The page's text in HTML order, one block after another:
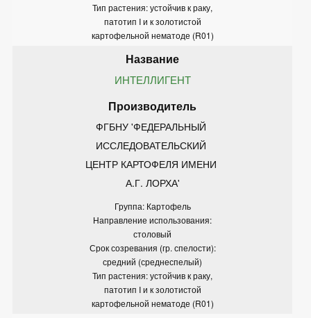
Тип растения: устойчив к раку,
патотип I и к золотистой
картофельной нематоде (R01)
ИНТЕЛЛИГЕНТ
ФГБНУ 'ФЕДЕРАЛЬНЫЙ
ИССЛЕДОВАТЕЛЬСКИЙ
ЦЕНТР КАРТОФЕЛЯ ИМЕНИ
А.Г. ЛОРХА'
Группа: Картофель
Направление использования:
столовый
Срок созревания (гр. спелости):
средний (среднеспелый)
Тип растения: устойчив к раку,
патотип I и к золотистой
картофельной нематоде (R01)